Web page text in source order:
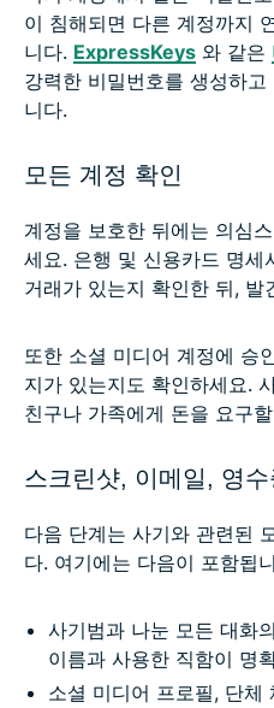
이 침해되면 다른 계정까지
니다. ExpressKeys 와 같은
강력한 비밀번호를 생성하
니다.
모든 계정 확인
계정을 보호한 뒤에는 의심
세요. 은행 및 신용카드 명세
거래가 있는지 확인한 뒤, 발
또한 소셜 미디어 계정에 승
지가 있는지도 확인하세요.
친구나 가족에게 돈을 요구
스크린샷, 이메일, 영
다음 단계는 사기와 관련된
다. 여기에는 다음이 포함됩
사기범과 나눈 모든 대화
이름과 사용한 직함이 명
소셜 미디어 프로필, 단체